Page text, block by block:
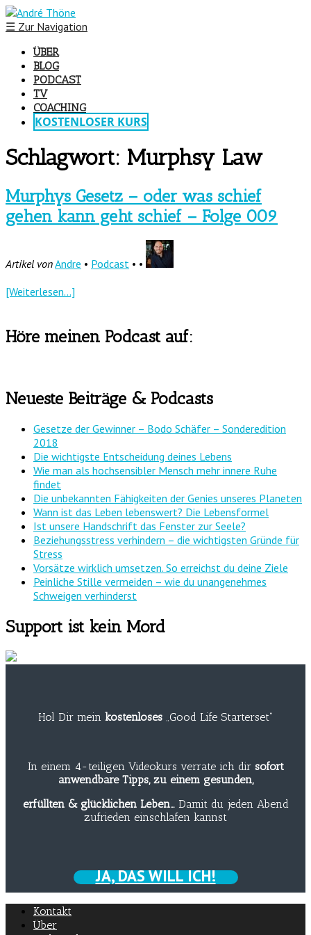
☰ Zur Navigation
ÜBER
BLOG
PODCAST
TV
COACHING
KOSTENLOSER KURS
Schlagwort: Murphsy Law
Murphys Gesetz – oder was schief
gehen kann geht schief – Folge 009
Artikel vonAndre • Podcast • •
[Weiterlesen...]
Höre meinen Podcast auf:
Neueste Beiträge & Podcasts
Gesetze der Gewinner – Bodo Schäfer – Sonderedition
2018
Die wichtigste Entscheidung deines Lebens
Wie man als hochsensibler Mensch mehr innere Ruhe
findet
Die unbekannten Fähigkeiten der Genies unseres Planeten
Wann ist das Leben lebenswert? Die Lebensformel
Ist unsere Handschrift das Fenster zur Seele?
Beziehungsstress verhindern – die wichtigsten Gründe für
Stress
Vorsätze wirklich umsetzen. So erreichst du deine Ziele
Peinliche Stille vermeiden – wie du unangenehmes
Schweigen verhinderst
Support ist kein Mord
Hol Dir mein kostenloses „Good Life Starterset“
In einem 4-teiligen Videokurs verrate ich dir sofort
anwendbare Tipps, zu einem gesunden,
erfüllten & glücklichen Leben…Damit du jeden Abend
zufrieden einschlafen kannst
JA, DAS WILL ICH!
Kontakt
Über